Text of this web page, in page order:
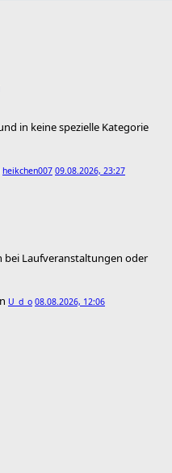
in keine spezielle Kategorie
heikchen007 09.08.2026, 23:27
bei Laufveranstaltungen oder
U_d_o 08.08.2026, 12:06